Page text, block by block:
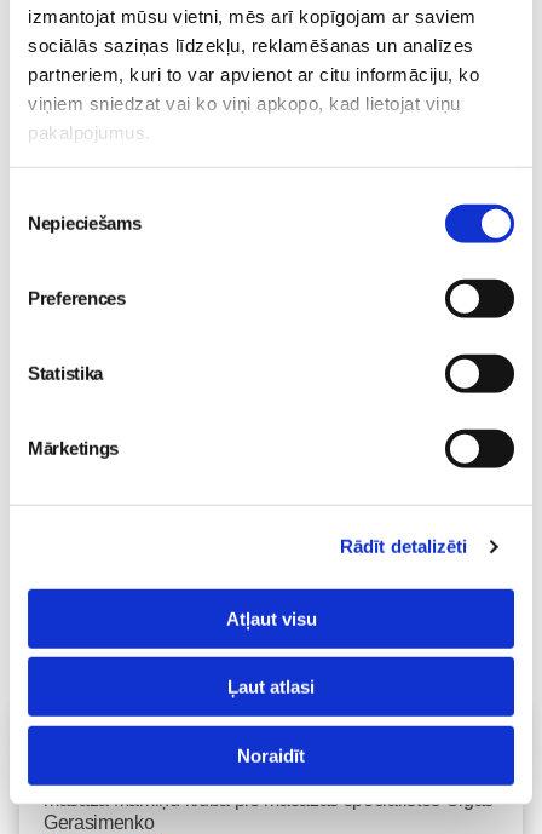
izmantojat mūsu vietni, mēs arī kopīgojam ar saviem
sociālās saziņas līdzekļu, reklamēšanas un analīzes
partneriem, kuri to var apvienot ar citu informāciju, ko
viņiem sniedzat vai ko viņi apkopo, kad lietojat viņu
pakalpojumus.
izvēle
Nepieciešams
Preferences
Statistika
Mārketings
Rādīt detalizēti
Atļaut visu
Ļaut atlasi
Noraidīt
gatavot un ēst veselīgāk
izstādē “Riga Food 2026”!
Pirmsskola
30. Jun 00:00
bērnu diennakts nometne
Ikšķilē
Pirmsskola
ģimenei kinoteātros no
Vecāku skola
masāža Māmiņu klubā pie masāžas speciālistes Olgas
Gerasimenko